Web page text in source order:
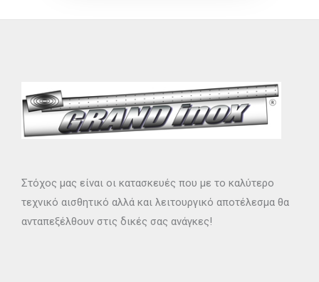
Στόχος μας είναι οι κατασκευές που με το καλύτερο
τεχνικό αισθητικό αλλά και λειτουργικό αποτέλεσμα θα
ανταπεξέλθουν στις δικές σας ανάγκες!